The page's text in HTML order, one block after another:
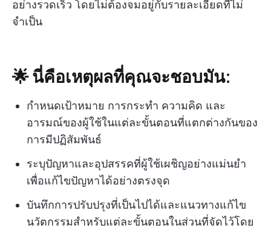
อย่างรวดเร็ว โดยไม่ต้องจมอยู่กับรายละเอียดที่ไม่
จำเป็น
🌟 นี่คือเหตุผลที่คุณจะชอบมัน:
กำหนดเป้าหมาย การกระทำ ความคิด และ
อารมณ์ของผู้ใช้ในแต่ละขั้นตอนที่แตกต่างกันของ
การมีปฏิสัมพันธ์
ระบุปัญหาและอุปสรรคที่ผู้ใช้เผชิญอย่างแม่นยำ
เพื่อแก้ไขปัญหาได้อย่างตรงจุด
บันทึกการปรับปรุงที่เป็นไปได้และแนวทางแก้ไข
นวัตกรรมสำหรับแต่ละขั้นตอนในส่วนที่จัดไว้โดย